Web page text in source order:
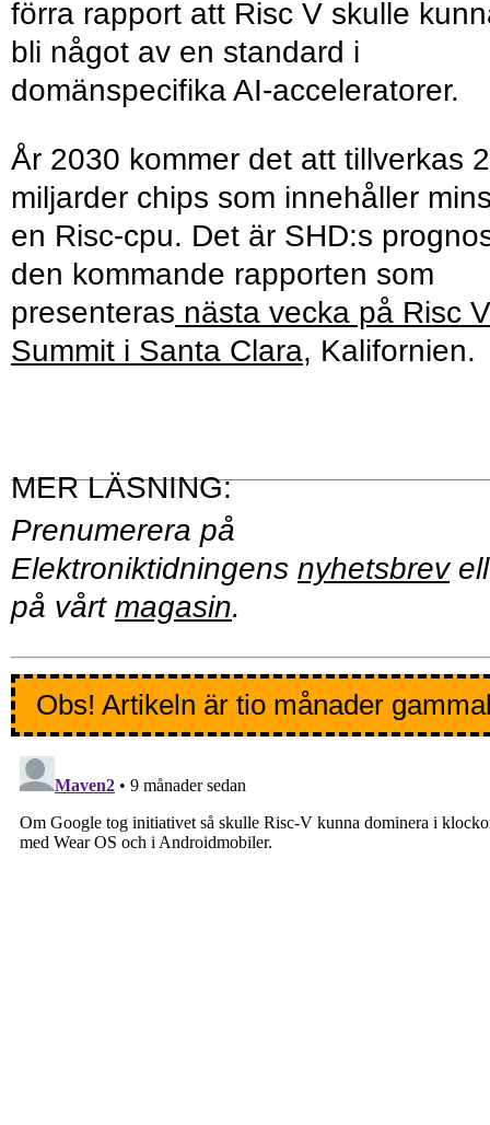
förra rapport att Risc V skulle
bli något av en standard i
domänspecifika AI-acceleratorer.
År 2030 kommer det att tillverkas
miljarder chips som innehåller
en Risc-cpu. Det är SHD:s
den kommande rapporten som
presenteras nästa vecka på Risc V
Summit i Santa Clara, Kalifornien.
Prenumerera på
Elektroniktidningens nyhetsbrev
på vårt magasin.
Obs! Artikeln är tio månader